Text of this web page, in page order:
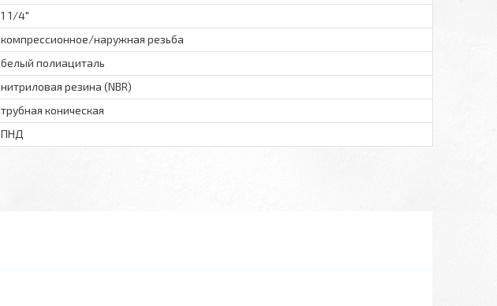
1 1/4"
компрессионное/наружная резьба
белый полиациталь
нитриловая резина (NBR)
трубная коническая
ПНД